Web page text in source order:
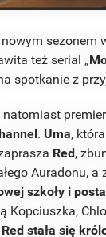
sezonem
też serial „
spotkanie z
. Uma,
Red,
Auradonu,
szkoły i
Kopciuszka,
stała się